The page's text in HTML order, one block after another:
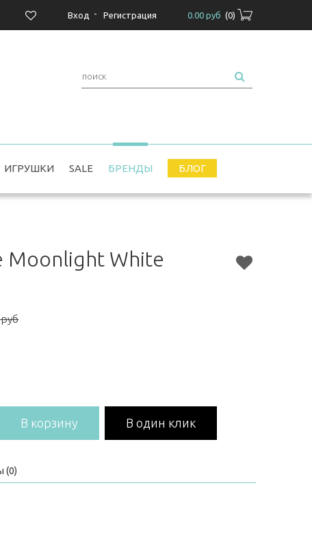
0.00 руб (0)
Вход - Регистрация
ИГРУШКИ SALE БРЕНДЫ БЛОГ
White
руб
В корзину В один клик
(0)